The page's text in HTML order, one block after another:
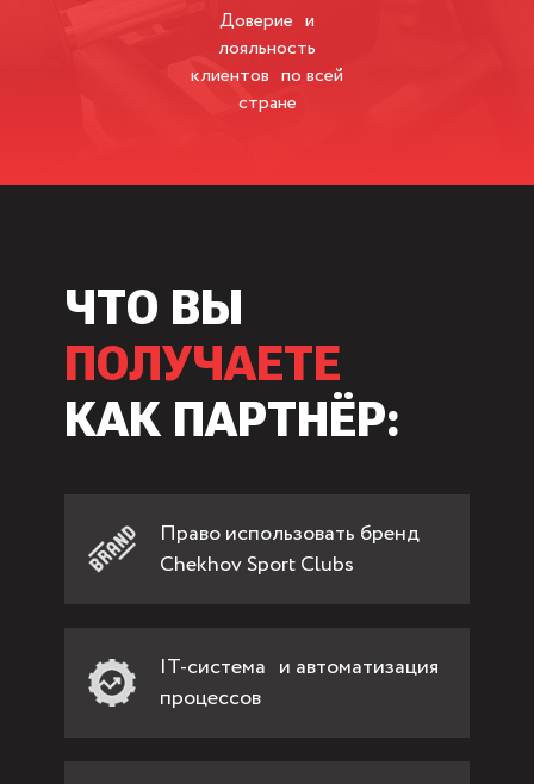
Доверие и
лояльность
клиентов по всей
стране
ЧТО ВЫ
ПОЛУЧАЕТЕ
КАК ПАРТНЁР:
IT-система и автоматизация
процессов
Право использовать бренд
Chekhov Sport Clubs